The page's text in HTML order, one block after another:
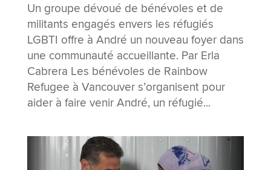
Un groupe dévoué de bénévoles et de
militants engagés envers les réfugiés
LGBTI offre à André un nouveau foyer dans
une communauté accueillante. Par Erla
Cabrera Les bénévoles de Rainbow
Refugee à Vancouver s’organisent pour
aider à faire venir André, un réfugié...